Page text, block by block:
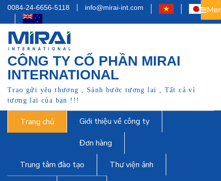
0084-24-6656-5118 info@mirai-int.com
CÔNG TY CỔ PHẦN MIRAI
INTERNATIONAL
Trao gửi yêu thương , Sánh bước tương lai , Tất cả vì
tương lai của bạn !!!
Trang chủ
Giới thiệu về công ty
Đơn hàng
Trung tâm đào tạo
Thư viện ảnh